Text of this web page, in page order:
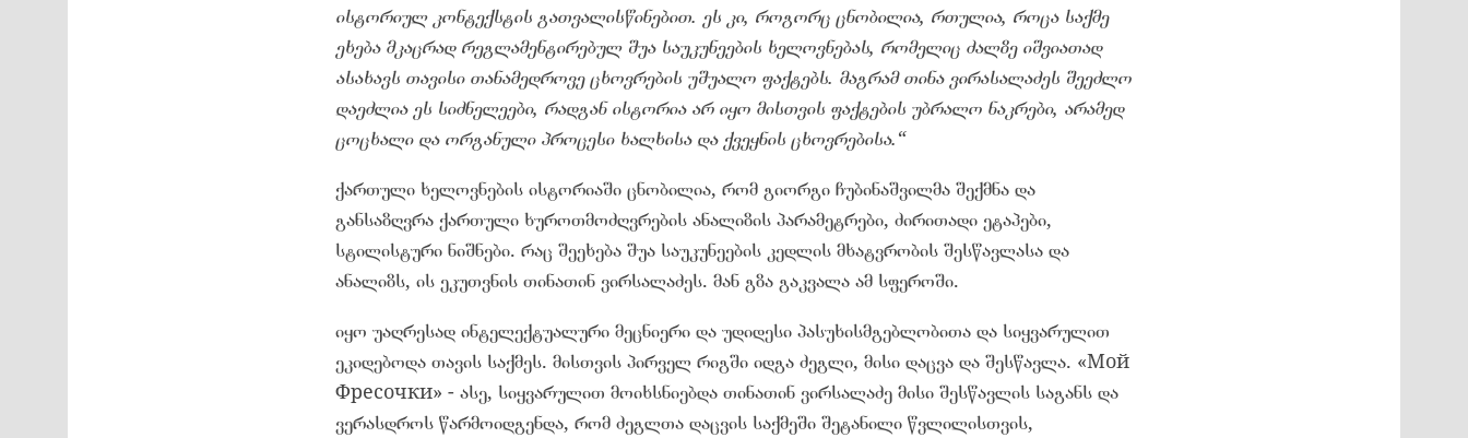
ისტორიულ კონტექსტის გათვალისწინებით. ეს კი, როგორც ცნობილია, რთულია, როცა საქმე
ეხება მკაცრად რეგლამენტირებულ შუა საუკუნეების ხელოვნებას, რომელიც ძალზე იშვიათად
ასახავს თავისი თანამედროვე ცხოვრების უშუალო ფაქტებს. მაგრამ თინა ვირასალაძეს შეეძლო
დაეძლია ეს სიძნელეები, რადგან ისტორია არ იყო მისთვის ფაქტების უბრალო ნაკრები, არამედ
ცოცხალი და ორგანული პროცესი ხალხისა და ქვეყნის ცხოვრებისა.“
ქართული ხელოვნების ისტორიაში ცნობილია, რომ გიორგი ჩუბინაშვილმა შექმნა და
განსაზღვრა ქართული ხუროთმოძღვრების ანალიზის პარამეტრები, ძირითადი ეტაპები,
სტილისტური ნიშნები. რაც შეეხება შუა საუკუნეების კედლის მხატვრობის შესწავლასა და
ანალიზს, ის ეკუთვნის თინათინ ვირსალაძეს. მან გზა გაკვალა ამ სფეროში.
იყო უაღრესად ინტელექტუალური მეცნიერი და უდიდესი პასუხისმგებლობითა და სიყვარულით
ეკიდებოდა თავის საქმეს. მისთვის პირველ რიგში იდგა ძეგლი, მისი დაცვა და შესწავლა. «Мой
Фресочки» - ასე, სიყვარულით მოიხსნიებდა თინათინ ვირსალაძე მისი შესწავლის საგანს და
ვერასდროს წარმოიდგენდა, რომ ძეგლთა დაცვის საქმეში შეტანილი წვლილისთვის,